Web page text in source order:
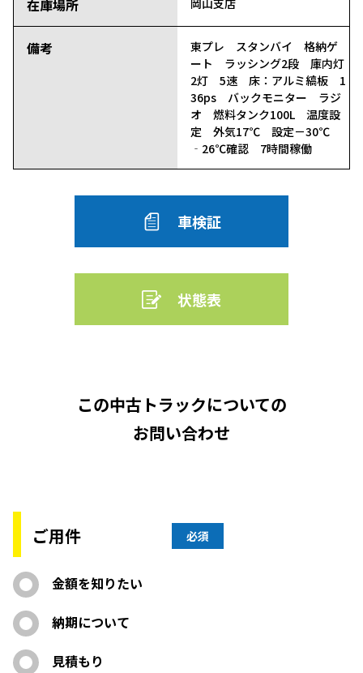
在庫場所 岡山支店
備考
東プレ スタンバイ 格納ゲ
ート ラッシング2段 庫内灯
2灯 5速 床：アルミ縞板 1
36ps バックモニター ラジ
オ 燃料タンク100L 温度設
定 外気17℃ 設定－30℃
‐26℃確認 7時間稼働
車検証
状態表
この中古トラックについての
お問い合わせ
ご用件 必須
金額を知りたい
納期について
見積もり